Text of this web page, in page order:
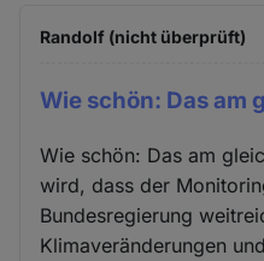
Randolf (nicht überprüft)
Wie schön: Das am
Wie schön: Das am
wird, dass der
Bundesregierung
Klimaveränderungen